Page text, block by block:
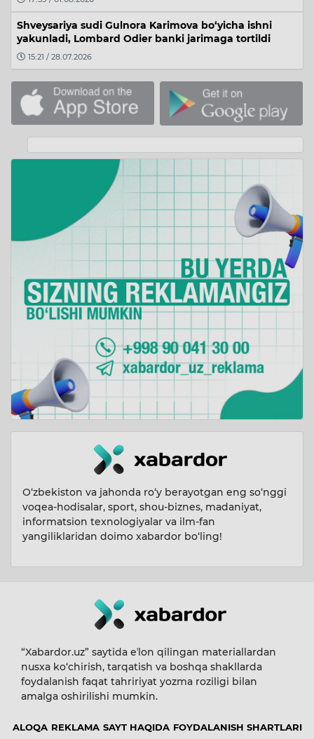
Shveysariya sudi Gulnora Karimova bo‘yicha ishni
yakunladi, Lombard Odier banki jarimaga tortildi
15:21 / 28.07.2026
O‘zbekiston va jahonda ro‘y berayotgan eng so‘nggi
voqea-hodisalar, sport, shou-biznes, madaniyat,
informatsion texnologiyalar va ilm-fan
yangiliklaridan doimo xabardor bo‘ling!
“Xabardor.uz” saytida eʼlon qilingan materiallardan
nusxa ko‘chirish, tarqatish va boshqa shakllarda
foydalanish faqat tahririyat yozma roziligi bilan
amalga oshirilishi mumkin.
ALOQA REKLAMA SAYT HAQIDA FOYDALANISH SHARTLARI